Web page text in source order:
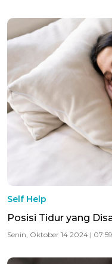
Self Help
Posisi Tidur yang
Senin, Oktober 14 2024 | 07:59